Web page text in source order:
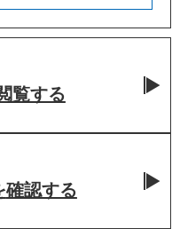
覧する
確認する